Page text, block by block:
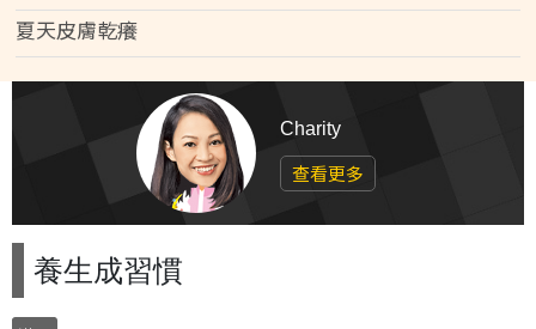
夏天皮膚乾癢
Charity
查看更多
養生成習慣